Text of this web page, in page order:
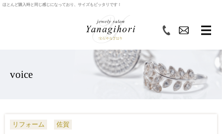
ほとんど購入時と同じ感じになっており、サイズもピッタリです！
voice
リフォーム 佐賀